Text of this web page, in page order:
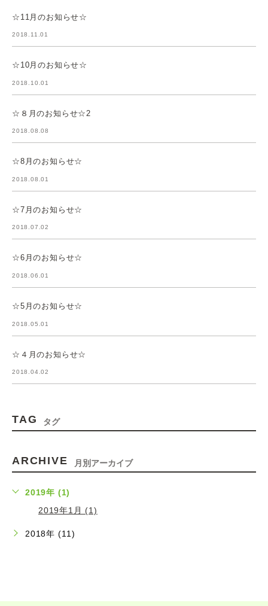
☆11月のお知らせ☆
2018.11.01
☆10月のお知らせ☆
2018.10.01
☆８月のお知らせ☆2
2018.08.08
☆8月のお知らせ☆
2018.08.01
☆7月のお知らせ☆
2018.07.02
☆6月のお知らせ☆
2018.06.01
☆5月のお知らせ☆
2018.05.01
☆４月のお知らせ☆
2018.04.02
TAG タグ
ARCHIVE 月別アーカイブ
2019年 (1)
2019年1月 (1)
2018年 (11)